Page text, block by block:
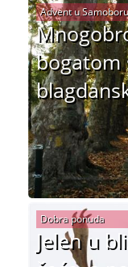
bogatom
Advent u Samoboru
Jelen u
Dobra ponuda